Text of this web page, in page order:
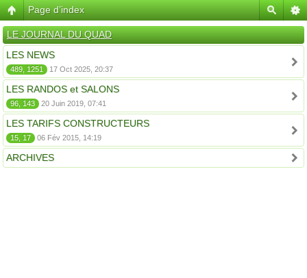
Page d’index
LE JOURNAL DU QUAD
LES NEWS
489, 1251 17 Oct 2025, 20:37
LES RANDOS et SALONS
96, 143 20 Juin 2019, 07:41
LES TARIFS CONSTRUCTEURS
15, 17 06 Fév 2015, 14:19
ARCHIVES